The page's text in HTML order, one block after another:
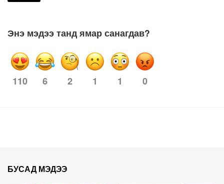
Энэ мэдээ танд ямар санагдав?
110 6 2 1 1 0
БУСАД МЭДЭЭ